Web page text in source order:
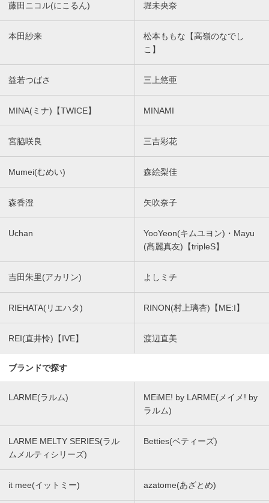
藤田ニコル(にこるん) 堀未央奈
本田紗来
松本ももな【高嶺のなでし
こ】
益若つばさ 三上悠亜
MINA(ミナ)【TWICE】 MINAMI
宮脇咲良 三吉彩花
Mumei(むめい) 森絵梨佳
森香澄 矢吹奈子
Uchan
YooYeon(キムユヨン)・Mayu
(髙麗真友)【tripleS】
吉田朱里(アカリン) よしミチ
RIEHATA(リエハタ) RINON(村上璃杏)【ME:I】
REI(直井怜)【IVE】 渡辺直美
ブランドで探す
LARME(ラルム)
MEiME! by LARME(メイメ! by
ラルム)
LARME MELTY SERIES(ラル
ムメルティシリーズ)
Betties(ベティーズ)
it mee(イットミー) azatome(あざとめ)